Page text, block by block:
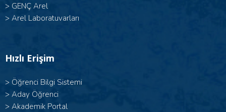
> GENÇ Arel
> Arel Laboratuvarları
Hızlı Erişim
> Öğrenci Bilgi Sistemi
> Aday Öğrenci
> Akademik Portal